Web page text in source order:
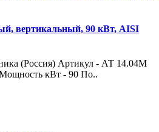
вертикальный, 90 кВт, AISI
(Россия) Артикул - АТ 14.04М
кВт - 90 По..